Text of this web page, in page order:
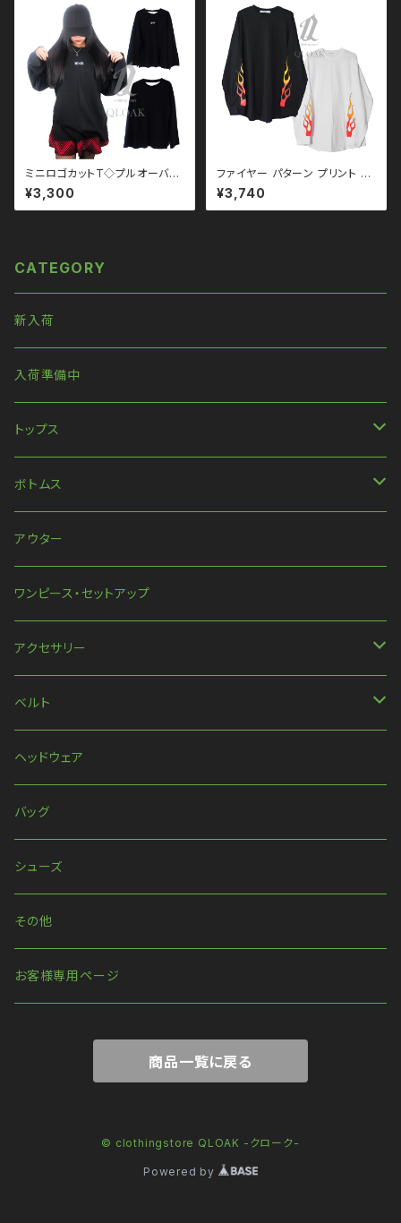
韓国ファッション ストリート系
インナッツ
ミニロゴカットT◇プルオーバー
qto210002 大きいサイズ ユニ
セックス ビッグシルエット オー
バーサイズ ロングアーム ドロッ
Ｖ 系 韓国ファッション ストリー
¥3,300
ファイヤー パターン プリント ロ
ンT メンズサイズ ユニセック
ス ビッグシルエット オーバーサ
イズ ロングアーム ドロップショ
¥3,740
CATEGORY
新入荷
入荷準備中
トップス
長袖
ハンパ丈袖
半袖
ほか
ボトムス
パンツ
スカート
アウター
ワンピース・セットアップ
アクセサリー
ネックレス
ピアス・イヤリング
リング
ベルト
ベルト
ハーネス
ウォレットチェーン
ヘッドウェア
バッグ
シューズ
その他
お客様専用ページ
商品一覧に戻る
© clothingstore QLOAK -クローク-
Powered by